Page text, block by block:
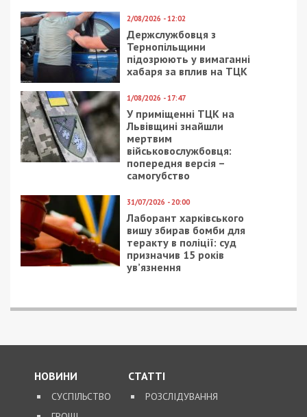
2/08/2026 - 12:02
Держслужбовця з
Тернопільщини
підозрюють у вимаганні
хабаря за вплив на ТЦК
1/08/2026 - 17:47
У приміщенні ТЦК на
Львівщині знайшли
мертвим
військовослужбовця:
попередня версія –
самогубство
31/07/2026 - 20:00
Лаборант харківського
вишу збирав бомби для
теракту в поліції: суд
призначив 15 років
ув’язнення
НОВИНИ
СУСПІЛЬСТВО
СТАТТІ
РОЗСЛІДУВАННЯ